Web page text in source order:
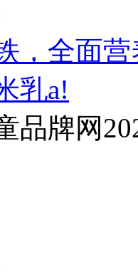
，全面
乳a!
品牌网